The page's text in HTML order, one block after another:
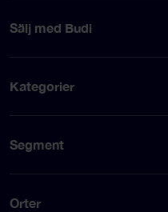
Sälj med Budi
Kategorier
Segment
Orter